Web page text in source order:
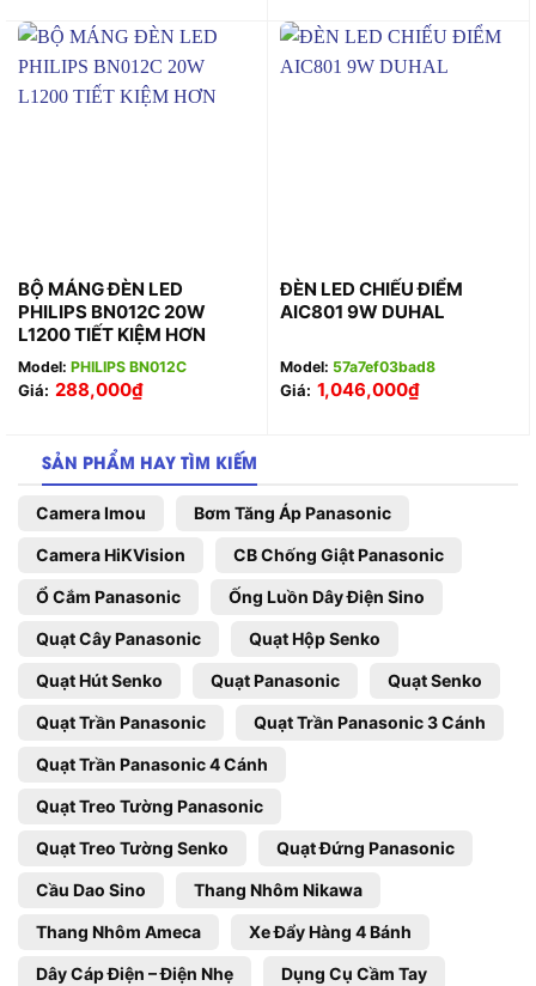
BỘ MÁNG ĐÈN LED
PHILIPS BN012C 20W
L1200 TIẾT KIỆM HƠN
Model: PHILIPS BN012C
Giá: 288,000₫
ĐÈN LED CHIẾU ĐIỂM
AIC801 9W DUHAL
Model: 57a7ef03bad8
Giá: 1,046,000₫
SẢN PHẨM HAY TÌM KIẾM
Camera Imou Bơm Tăng Áp Panasonic
Camera HiKVision CB Chống Giật Panasonic
Ổ Cắm Panasonic Ống Luồn Dây Điện Sino
Quạt Cây Panasonic Quạt Hộp Senko
Quạt Hút Senko Quạt Panasonic Quạt Senko
Quạt Trần Panasonic Quạt Trần Panasonic 3 Cánh
Quạt Trần Panasonic 4 Cánh
Quạt Treo Tường Panasonic
Quạt Treo Tường Senko Quạt Đứng Panasonic
Cầu Dao Sino Thang Nhôm Nikawa
Thang Nhôm Ameca Xe Đẩy Hàng 4 Bánh
Dây Cáp Điện – Điện Nhẹ Dụng Cụ Cầm Tay